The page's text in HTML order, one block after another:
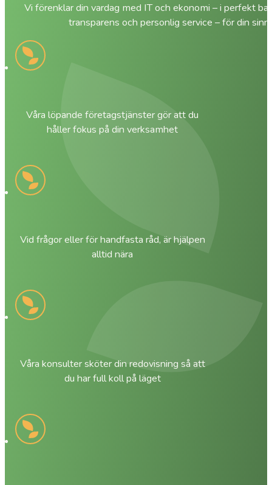
Vi förenklar din vardag med IT och ekonomi – i perfekt
transparens och personlig service – för din
Våra löpande företagstjänster gör att du
håller fokus på din verksamhet
Vid frågor eller för handfasta råd, är hjälpen
alltid nära
Våra konsulter sköter din redovisning så att
du har full koll på läget